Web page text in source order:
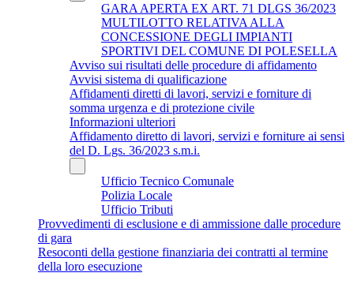
GARA APERTA EX ART. 71 DLGS 36/2023
MULTILOTTO RELATIVA ALLA
CONCESSIONE DEGLI IMPIANTI
SPORTIVI DEL COMUNE DI POLESELLA
Avviso sui risultati delle procedure di affidamento
Avvisi sistema di qualificazione
Affidamenti diretti di lavori, servizi e forniture di
somma urgenza e di protezione civile
Informazioni ulteriori
Affidamento diretto di lavori, servizi e forniture ai sensi
del D. Lgs. 36/2023 s.m.i.
Ufficio Tecnico Comunale
Polizia Locale
Ufficio Tributi
Provvedimenti di esclusione e di ammissione dalle procedure
di gara
Resoconti della gestione finanziaria dei contratti al termine
della loro esecuzione